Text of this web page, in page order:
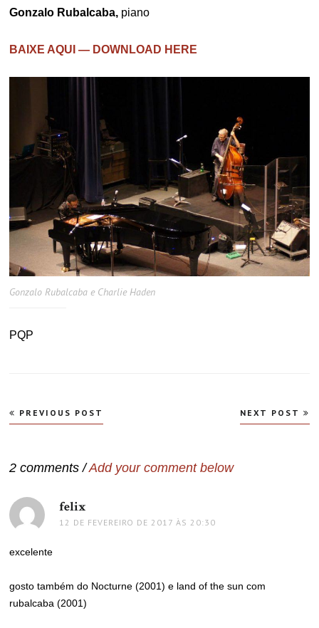
Gonzalo Rubalcaba, piano
BAIXE AQUI — DOWNLOAD HERE
Gonzalo Rubalcaba e Charlie Haden
PQP
Navegação
de
PREVIOUS POST NEXT POST
2 comments /Add your comment below
felix
12 DE FEVEREIRO DE 2017 ÀS 20:30
excelente
gosto também do Nocturne (2001) e land of the sun com
rubalcaba (2001)